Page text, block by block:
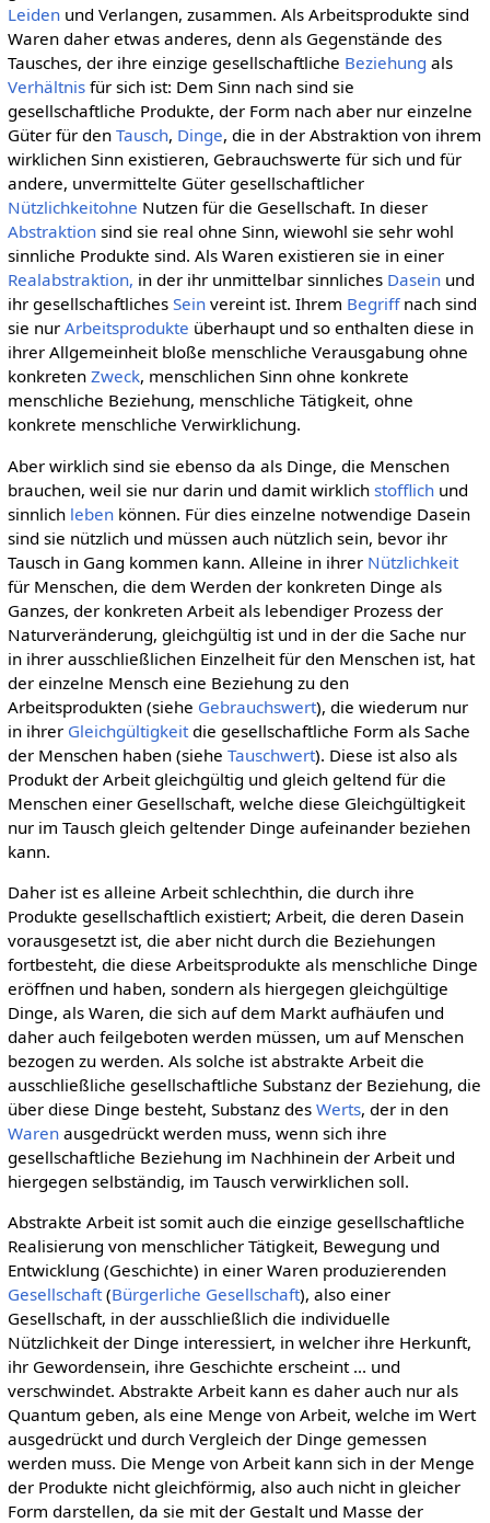
Leidenund Verlangen, zusammen. Als Arbeitsprodukte sind
Waren daher etwas anderes, denn als Gegenstände des
Tausches, der ihre einzige gesellschaftliche Beziehung als
Verhältnisfür sich ist: Dem Sinn nach sind sie
gesellschaftliche Produkte, der Form nach aber nur einzelne
Güter für den Tausch, Dinge, die in der Abstraktion von ihrem
wirklichen Sinn existieren, Gebrauchswerte für sich und für
andere, unvermittelte Güter gesellschaftlicher
Nützlichkeitohne Nutzen für die Gesellschaft. In dieser
Abstraktionsind sie real ohne Sinn, wiewohl sie sehr wohl
sinnliche Produkte sind. Als Waren existieren sie in einer
Realabstraktion, in der ihr unmittelbar sinnliches Daseinund
ihr gesellschaftliches Seinvereint ist. Ihrem Begriffnach sind
sie nur Arbeitsprodukte überhaupt und so enthalten diese in
ihrer Allgemeinheit bloße menschliche Verausgabung ohne
konkreten Zweck, menschlichen Sinn ohne konkrete
menschliche Beziehung, menschliche Tätigkeit, ohne
konkrete menschliche Verwirklichung.
Aber wirklich sind sie ebenso da als Dinge, die Menschen
brauchen, weil sie nur darin und damit wirklich stofflichund
sinnlich lebenkönnen. Für dies einzelne notwendige Dasein
sind sie nützlich und müssen auch nützlich sein, bevor ihr
Tausch in Gang kommen kann. Alleine in ihrer Nützlichkeit
für Menschen, die dem Werden der konkreten Dinge als
Ganzes, der konkreten Arbeit als lebendiger Prozess der
Naturveränderung, gleichgültig ist und in der die Sache nur
in ihrer ausschließlichen Einzelheit für den Menschen ist, hat
der einzelne Mensch eine Beziehung zu den
Arbeitsprodukten (siehe Gebrauchswert), die wiederum nur
in ihrer Gleichgültigkeitdie gesellschaftliche Form als Sache
der Menschen haben (siehe Tauschwert). Diese ist also als
Produkt der Arbeit gleichgültig und gleich geltend für die
Menschen einer Gesellschaft, welche diese Gleichgültigkeit
nur im Tausch gleich geltender Dinge aufeinander beziehen
kann.
Daher ist es alleine Arbeit schlechthin, die durch ihre
Produkte gesellschaftlich existiert; Arbeit, die deren Dasein
vorausgesetzt ist, die aber nicht durch die Beziehungen
fortbesteht, die diese Arbeitsprodukte als menschliche Dinge
eröffnen und haben, sondern als hiergegen gleichgültige
Dinge, als Waren, die sich auf dem Markt aufhäufen und
daher auch feilgeboten werden müssen, um auf Menschen
bezogen zu werden. Als solche ist abstrakte Arbeit die
ausschließliche gesellschaftliche Substanz der Beziehung, die
über diese Dinge besteht, Substanz des Werts, der in den
Warenausgedrückt werden muss, wenn sich ihre
gesellschaftliche Beziehung im Nachhinein der Arbeit und
hiergegen selbständig, im Tausch verwirklichen soll.
Abstrakte Arbeit ist somit auch die einzige gesellschaftliche
Realisierung von menschlicher Tätigkeit, Bewegung und
Entwicklung (Geschichte) in einer Waren produzierenden
Gesellschaft(Bürgerliche Gesellschaft), also einer
Gesellschaft, in der ausschließlich die individuelle
Nützlichkeit der Dinge interessiert, in welcher ihre Herkunft,
ihr Gewordensein, ihre Geschichte erscheint ... und
verschwindet. Abstrakte Arbeit kann es daher auch nur als
Quantum geben, als eine Menge von Arbeit, welche im Wert
ausgedrückt und durch Vergleich der Dinge gemessen
werden muss. Die Menge von Arbeit kann sich in der Menge
der Produkte nicht gleichförmig, also auch nicht in gleicher
Form darstellen, da sie mit der Gestalt und Masse der